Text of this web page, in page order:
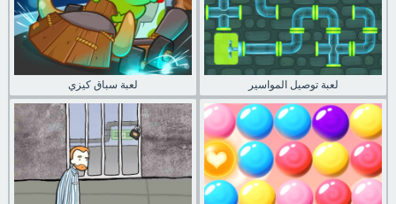
لعبة سباق كيزي لعبة توصيل المواسير